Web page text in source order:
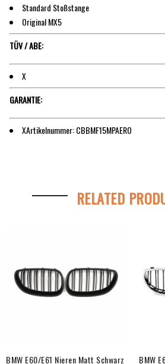
Standard Stoßstange
Original MX5
TÜV / ABE:
X
GARANTIE:
XArtikelnummer: CBBMF15MPAERO
RELATED
BMW E60/E61 Nieren Matt Schwarz
BMW